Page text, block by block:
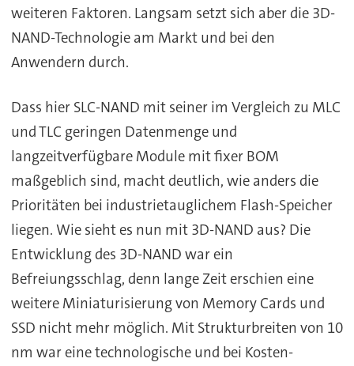
weiteren Faktoren. Langsam setzt sich aber die 3D-
NAND-Technologie am Markt und bei den
Anwendern durch.
Dass hier SLC-NAND mit seiner im Vergleich zu MLC
und TLC geringen Datenmenge und
langzeitverfügbare Module mit fixer BOM
maßgeblich sind, macht deutlich, wie anders die
Prioritäten bei industrietauglichem Flash-Speicher
liegen. Wie sieht es nun mit 3D-NAND aus? Die
Entwicklung des 3D-NAND war ein
Befreiungsschlag, denn lange Zeit erschien eine
weitere Miniaturisierung von Memory Cards und
SSD nicht mehr möglich. Mit Strukturbreiten von 10
nm war eine technologische und bei Kosten-